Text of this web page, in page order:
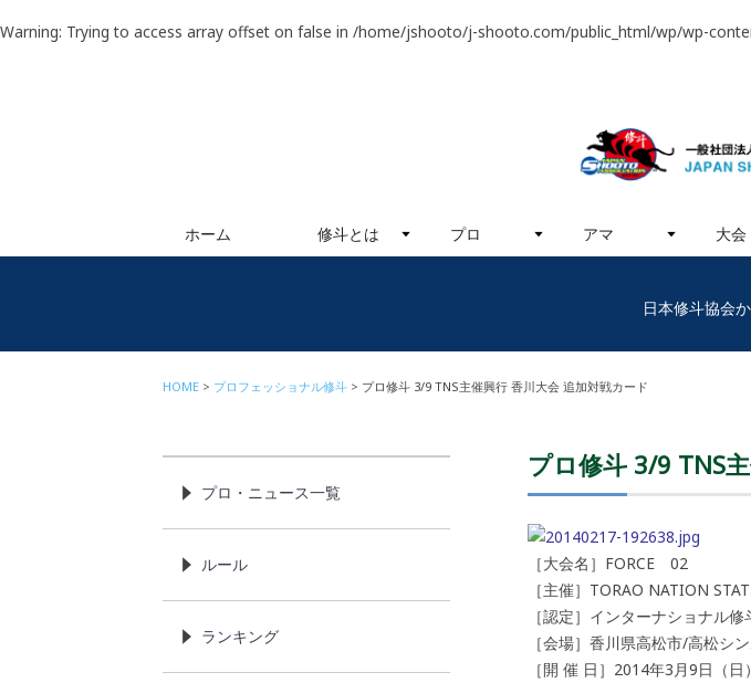
Warning: Trying to access array offset on false in /home/jshooto/j-shooto.com/public_html/wp/wp-
ホーム 修斗とは プロ アマ 大会
日本修斗協会
HOME プロフェッショナル修斗 プロ修斗 3/9 TNS主催興行 香川大会 追加対戦カード
プロ修斗 3/9 TNS
［大会名］FORCE 02
［主催］TORAO NATION
［認定］インターナショナル
［会場］香川県高松市/高松シ
［開 催 日］2014年3月9日（日）
プロ・ニュース一覧
ルール
ランキング